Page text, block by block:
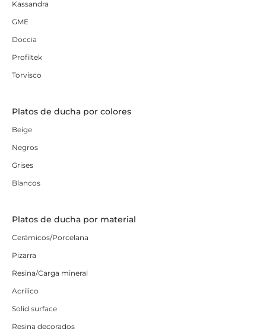
Kassandra
GME
Doccia
Profiltek
Torvisco
Platos de ducha por colores
Beige
Negros
Grises
Blancos
Platos de ducha por material
Cerámicos/Porcelana
Pizarra
Resina/Carga mineral
Acrílico
Solid surface
Resina decorados